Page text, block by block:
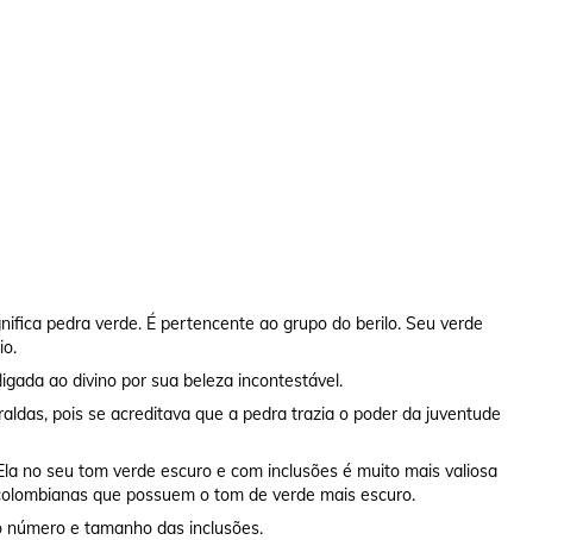
pedra verde. É pertencente ao grupo do berilo. Seu verde
ao divino por sua beleza incontestável.
pois se acreditava que a pedra trazia o poder da juventude
no seu tom verde escuro e com inclusões é muito mais valiosa
que possuem o tom de verde mais escuro.
e tamanho das inclusões.